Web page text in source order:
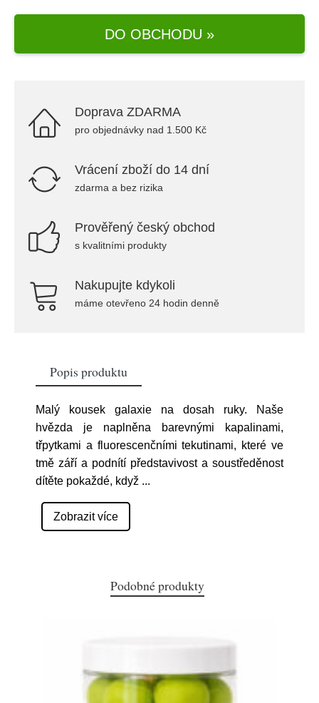
DO OBCHODU »
Doprava ZDARMA
pro objednávky nad 1.500 Kč
Vrácení zboží do 14 dní
zdarma a bez rizika
Prověřený český obchod
s kvalitními produkty
Nakupujte kdykoli
máme otevřeno 24 hodin denně
Popis produktu
Malý kousek galaxie na dosah ruky. Naše
hvězda je naplněna barevnými kapalinami,
třpytkami a fluorescenčními tekutinami, které ve
tmě září a podnítí představivost a soustředěnost
dítěte pokaždé, když ...
Zobrazit více
Podobné produkty